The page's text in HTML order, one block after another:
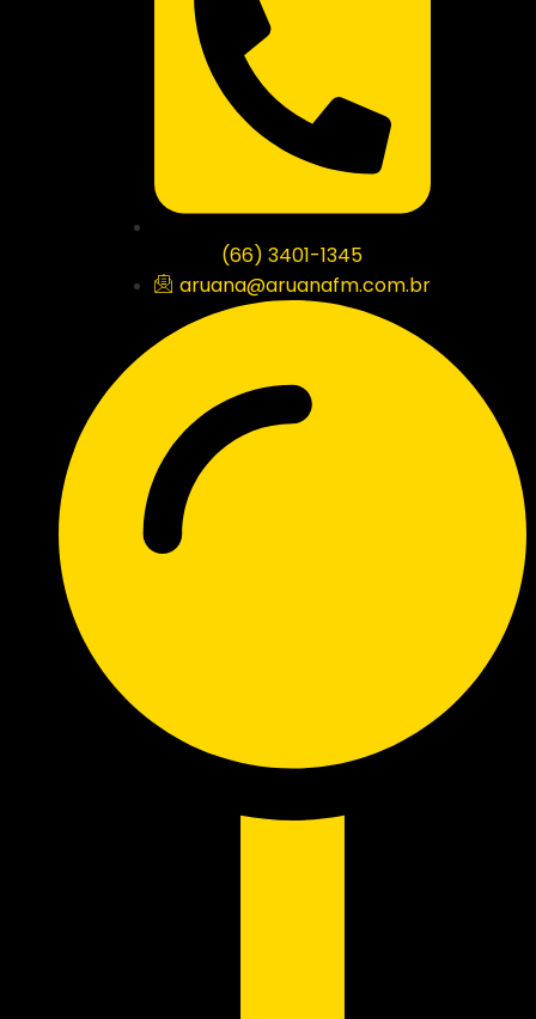
(66) 3401-1345
aruana@aruanafm.com.br